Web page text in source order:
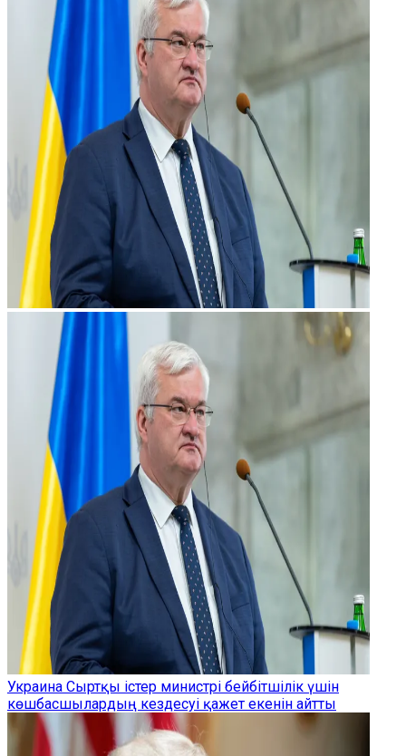
Украина Сыртқы істер министрі бейбітшілік үшін
көшбасшылардың кездесуі қажет екенін айтты